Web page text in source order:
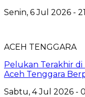
Senin, 6 Jul 2026 -
ACEH TENGGARA
Pelukan Terakhir di
Aceh Tenggara
Sabtu, 4 Jul 2026 -